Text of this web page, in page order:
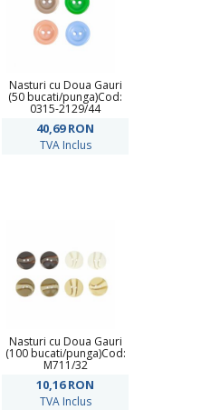
Nasturi cu Doua Gauri
(50 bucati/punga)Cod:
0315-2129/44
40,69RON
TVA Inclus
Nasturi cu Doua Gauri
(100 bucati/punga)Cod:
M711/32
10,16RON
TVA Inclus